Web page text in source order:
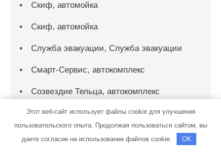
Скиф, автомойка
Скиф, автомойка
Служба эвакуации, Служба эвакуации
Смарт-Сервис, автокомплекс
Созвездие Тельца, автокомплекс
СТО
Этот веб-сайт использует файлы cookie для улучшения
пользовательского опыта. Продолжая пользоваться сайтом, вы
даете согласие на использование файлов cookie.
OK